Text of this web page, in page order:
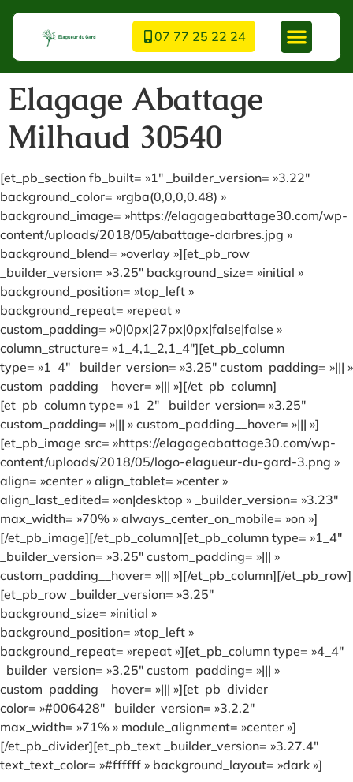
07 77 25 22 24
Elagage Abattage
Milhaud 30540
[et_pb_section fb_built= »1″ _builder_version= »3.22″
background_color= »rgba(0,0,0,0.48) »
background_image= »https://elagageabattage30.com/wp-
content/uploads/2018/05/abattage-darbres.jpg »
background_blend= »overlay »][et_pb_row
_builder_version= »3.25″ background_size= »initial »
background_position= »top_left »
background_repeat= »repeat »
custom_padding= »0|0px|27px|0px|false|false »
column_structure= »1_4,1_2,1_4″][et_pb_column
type= »1_4″ _builder_version= »3.25″ custom_padding= »||| »
custom_padding__hover= »||| »][/et_pb_column]
[et_pb_column type= »1_2″ _builder_version= »3.25″
custom_padding= »||| » custom_padding__hover= »||| »]
[et_pb_image src= »https://elagageabattage30.com/wp-
content/uploads/2018/05/logo-elagueur-du-gard-3.png »
align= »center » align_tablet= »center »
align_last_edited= »on|desktop » _builder_version= »3.23″
max_width= »70% » always_center_on_mobile= »on »]
[/et_pb_image][/et_pb_column][et_pb_column type= »1_4″
_builder_version= »3.25″ custom_padding= »||| »
custom_padding__hover= »||| »][/et_pb_column][/et_pb_row]
[et_pb_row _builder_version= »3.25″
background_size= »initial »
background_position= »top_left »
background_repeat= »repeat »][et_pb_column type= »4_4″
_builder_version= »3.25″ custom_padding= »||| »
custom_padding__hover= »||| »][et_pb_divider
color= »#006428″ _builder_version= »3.2.2″
max_width= »71% » module_alignment= »center »]
[/et_pb_divider][et_pb_text _builder_version= »3.27.4″
text_text_color= »#ffffff » background_layout= »dark »]